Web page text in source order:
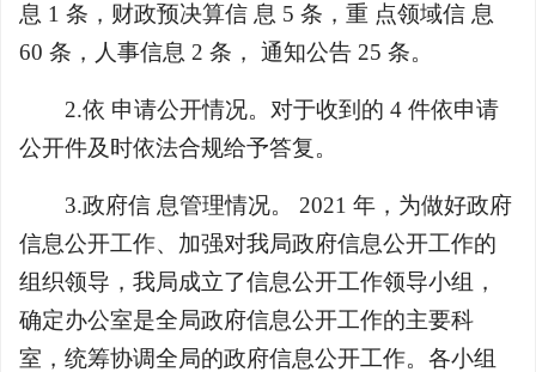
息 1 条，财政预决算信 息 5 条，重 点领域信 息
60 条，人事信息 2 条， 通知公告 25 条。
2.依 申请公开情况。对于收到的 4 件依申请
公开件及时依法合规给予答复。
3.政府信 息管理情况。 2021 年，为做好政府
信息公开工作、加强对我局政府信息公开工作的
组织领导，我局成立了信息公开工作领导小组，
确定办公室是全局政府信息公开工作的主要科
室，统筹协调全局的政府信息公开工作。各小组